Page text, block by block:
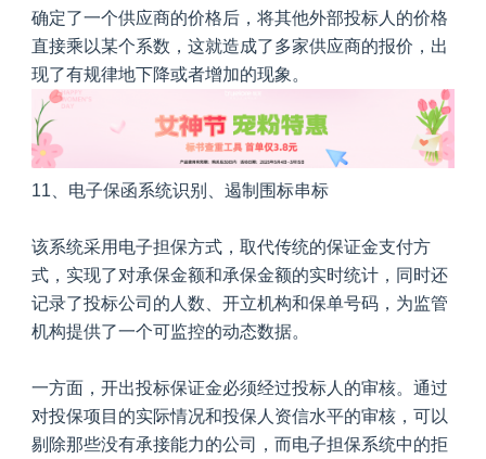
确定了一个供应商的价格后，将其他外部投标人的价格
直接乘以某个系数，这就造成了多家供应商的报价，出
现了有规律地下降或者增加的现象。
11、 电子保函系统识别、遏制围标串标
该系统采用电子担保方式，取代传统的保证金支付方
式，实现了对承保金额和承保金额的实时统计，同时还
记录了投标公司的人数、开立机构和保单号码，为监管
机构提供了一个可监控的动态数据。
一方面，开出投标保证金必须经过投标人的审核。通过
对投保项目的实际情况和投保人资信水平的审核，可以
剔除那些没有承接能力的公司，而电子担保系统中的拒